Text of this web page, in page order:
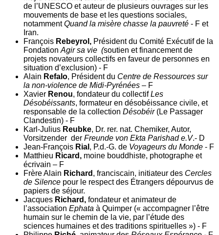
de l’UNESCO et auteur de plusieurs ouvrages sur les
mouvements de base et les questions sociales,
notammentQuand la misère chasse la pauvreté - F et
Iran.
François Rebeyrol, Président du Comité Exécutif de la
Fondation Agir sa vie (soutien et financement de
projets novateurs collectifs en faveur de personnes en
situation d’exclusion) - F
Alain Refalo, Président du Centre de Ressources sur
la non-violence de Midi-Pyrénées – F
Xavier Renou, fondateur du collectifLes
Désobéissants, formateur en désobéissance civile, et
responsable de la collection Désobéir(Le Passager
Clandestin) - F
Karl-Julius Reubke, Dr. rer. nat. Chemiker, Autor,
Vorsitzender der Freunde von Ekta Parishad e.V.- D
Jean-François Rial , P.d.-G. de Voyageurs du Monde - F
Matthieu Ricard, moine bouddhiste, photographe et
écrivain – F
Frère Alain Richard , franciscain, initiateur des Cercles
de Silence pour le respect des Étrangers dépourvus de
papiers de séjour.
Jacques Richard, fondateur et animateur de
l’association Ephata à Quimper (« accompagner l’être
humain sur le chemin de la vie, par l’étude des
sciences humaines et des traditions spirituelles ») - F